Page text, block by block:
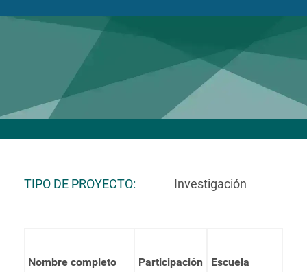
TIPO DE PROYECTO Investigación
Nombre completo Participación Escuela